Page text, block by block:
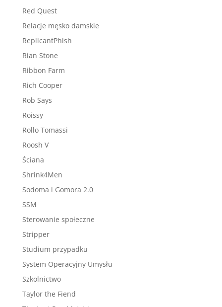
Red Quest
Relacje męsko damskie
ReplicantPhish
Rian Stone
Ribbon Farm
Rich Cooper
Rob Says
Roissy
Rollo Tomassi
Roosh V
Ściana
Shrink4Men
Sodoma i Gomora 2.0
SSM
Sterowanie społeczne
Stripper
Studium przypadku
System Operacyjny Umysłu
Szkolnictwo
Taylor the Fiend